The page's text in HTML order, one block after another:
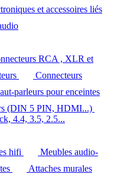
et accessoires liés
RCA , XLR et
Connecteurs
parleurs pour enceintes
(DIN 5 PIN, HDMI...)
4.4, 3.5, 2.5...
hifi
Meubles audio-
Attaches murales